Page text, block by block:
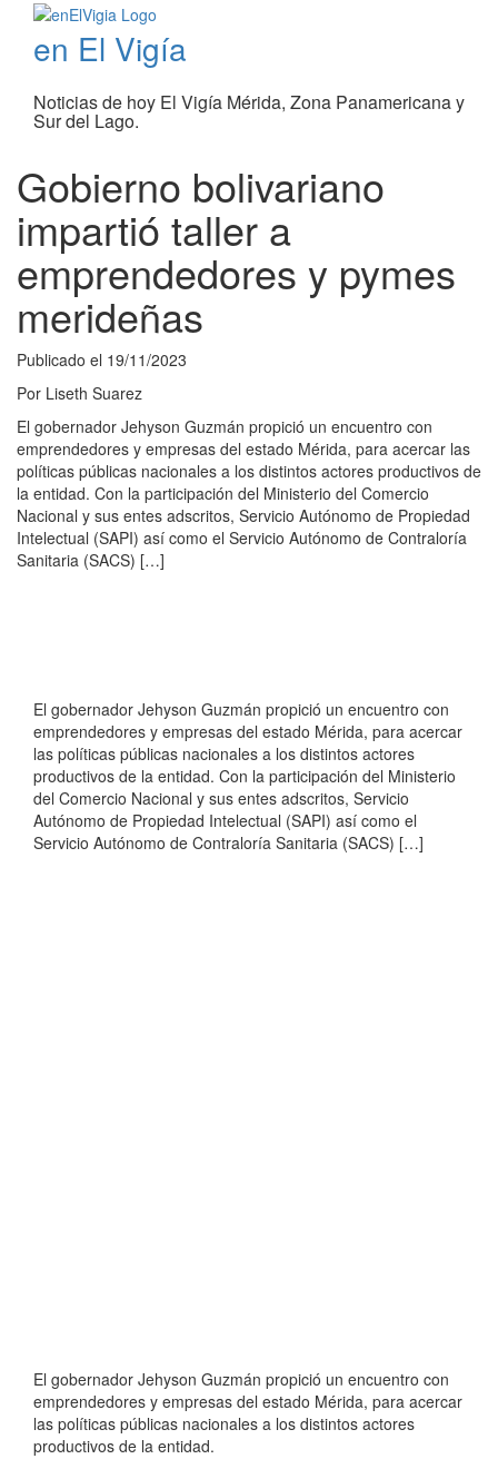
en El Vigía
Noticias de hoy El Vigía Mérida, Zona Panamericana y
Sur del Lago.
Gobierno bolivariano
impartió taller a
emprendedores y pymes
merideñas
Publicado el 19/11/2023
Por Liseth Suarez
El gobernador Jehyson Guzmán propició un encuentro con
emprendedores y empresas del estado Mérida, para acercar las
políticas públicas nacionales a los distintos actores productivos de
la entidad. Con la participación del Ministerio del Comercio
Nacional y sus entes adscritos, Servicio Autónomo de Propiedad
Intelectual (SAPI) así como el Servicio Autónomo de Contraloría
Sanitaria (SACS) […]
El gobernador Jehyson Guzmán propició un encuentro con
emprendedores y empresas del estado Mérida, para acercar
las políticas públicas nacionales a los distintos actores
productivos de la entidad. Con la participación del Ministerio
del Comercio Nacional y sus entes adscritos, Servicio
Autónomo de Propiedad Intelectual (SAPI) así como el
Servicio Autónomo de Contraloría Sanitaria (SACS) […]
El gobernador Jehyson Guzmán propició un encuentro con
emprendedores y empresas del estado Mérida, para acercar
las políticas públicas nacionales a los distintos actores
productivos de la entidad.